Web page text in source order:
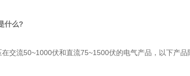
什么?
交流50~1000伏和直流75~1500伏的电气产品，以下产品